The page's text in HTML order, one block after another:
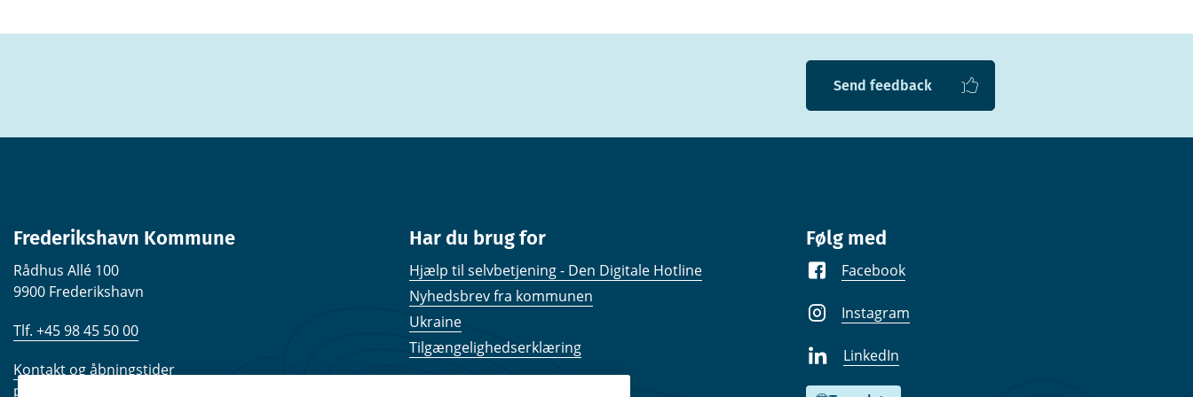
Send feedback
Frederikshavn Kommune
Rådhus Allé 100
9900 Frederikshavn
Tlf. +45 98 45 50 00
Kontakt og åbningstider
post@frederikshavn.dk
Har du brug for
Hjælp til selvbetjening - Den Digitale Hotline
Nyhedsbrev fra kommunen
Ukraine
Tilgængelighedserklæring
Følg med
Facebook
Instagram
LinkedIn